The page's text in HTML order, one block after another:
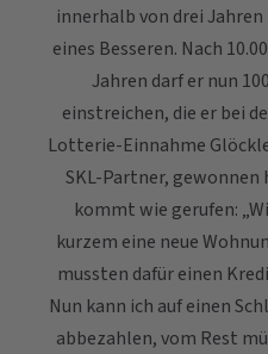
innerhalb von drei
eines Besseren. Nach
Jahren darf er nun
einstreichen, die er bei
Lotterie-Einnahme
SKL-Partner, gewonnen
kommt wie gerufen:
kurzem eine neue
mussten dafür einen
Nun kann ich auf einen
abbezahlen, vom Rest